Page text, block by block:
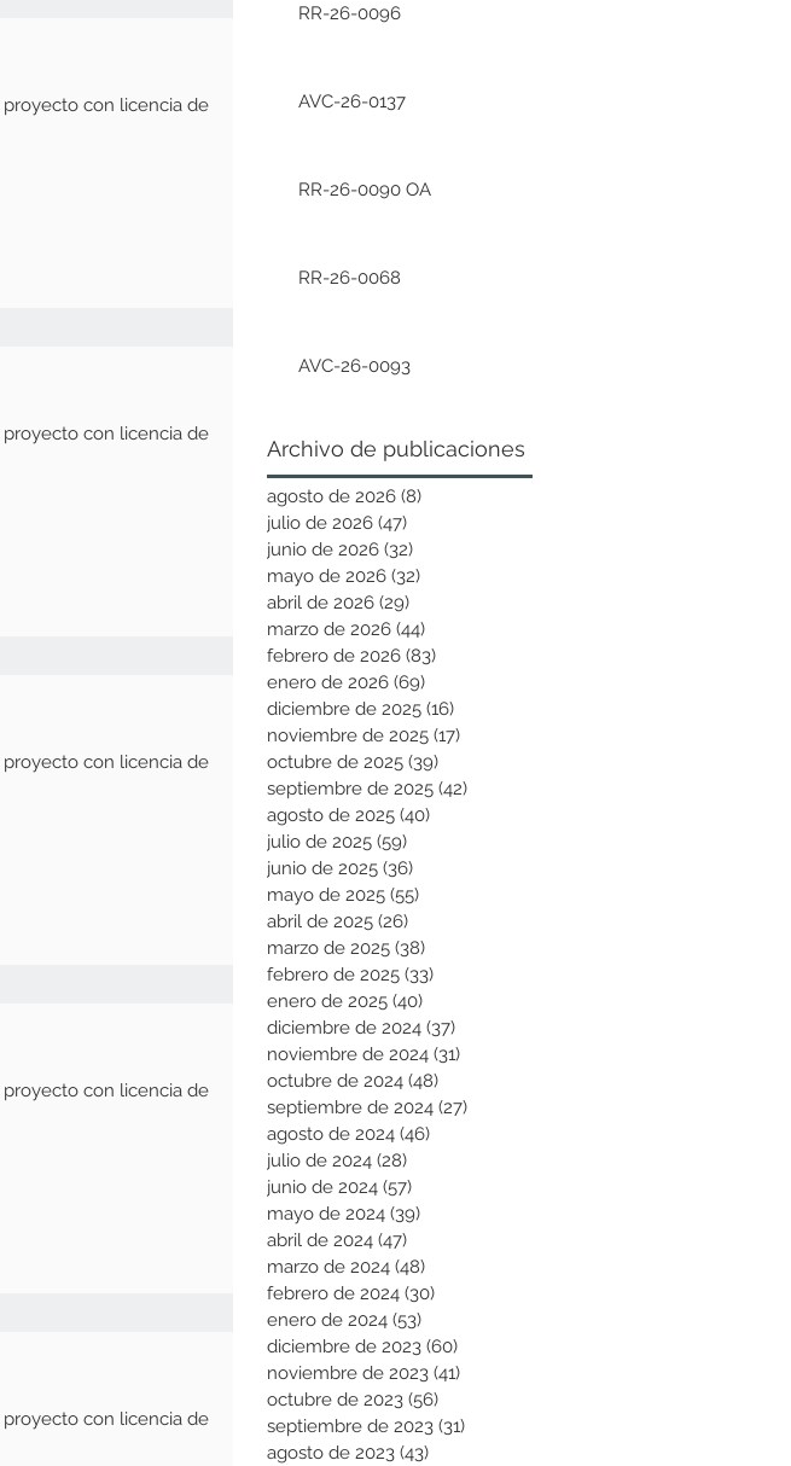
con licencia de
con licencia de
con licencia de
con licencia de
con licencia de
RR-26-0096
AVC-26-0137
RR-26-0090 OA
RR-26-0068
AVC-26-0093
Archivo de publicaciones
agosto de 2026 (8)
julio de 2026 (47)
junio de 2026 (32)
mayo de 2026 (32)
abril de 2026 (29)
marzo de 2026 (44)
febrero de 2026 (83)
enero de 2026 (69)
diciembre de 2025 (16)
noviembre de 2025 (17)
octubre de 2025 (39)
septiembre de 2025 (42)
agosto de 2025 (40)
julio de 2025 (59)
junio de 2025 (36)
mayo de 2025 (55)
abril de 2025 (26)
marzo de 2025 (38)
febrero de 2025 (33)
enero de 2025 (40)
diciembre de 2024 (37)
noviembre de 2024 (31)
octubre de 2024 (48)
septiembre de 2024 (27)
agosto de 2024 (46)
julio de 2024 (28)
junio de 2024 (57)
mayo de 2024 (39)
abril de 2024 (47)
marzo de 2024 (48)
febrero de 2024 (30)
enero de 2024 (53)
diciembre de 2023 (60)
noviembre de 2023 (41)
octubre de 2023 (56)
septiembre de 2023 (31)
agosto de 2023 (43)